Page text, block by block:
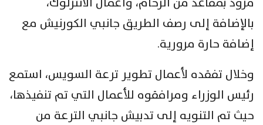
بالإضافة إلى رصف الطريق جانبي الكورنيش مع
إضافة حارة مرورية.
وخلال تفقده لأعمال تطوير ترعة السويس، استمع
رئيس الوزراء ومرافقوه للأعمال التي تم تنفيذها،
حيث تم التنويه إلى تدبيش جانبي الترعة من